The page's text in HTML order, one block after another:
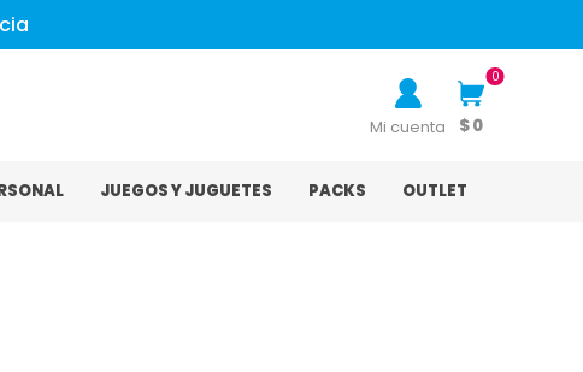
Mi cuenta
0
$ 0
JUEGOS Y JUGUETES PACKS OUTLET